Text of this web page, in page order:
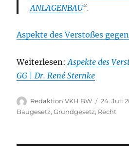
ANLAGENBAU“.
Aspekte des Verstoßes
Weiterlesen:Aspekte des
GG | Dr. René Sternke
Autor
Redaktion VKH BW
am
24. Juli
Baugesetz,Grundgesetz, Recht